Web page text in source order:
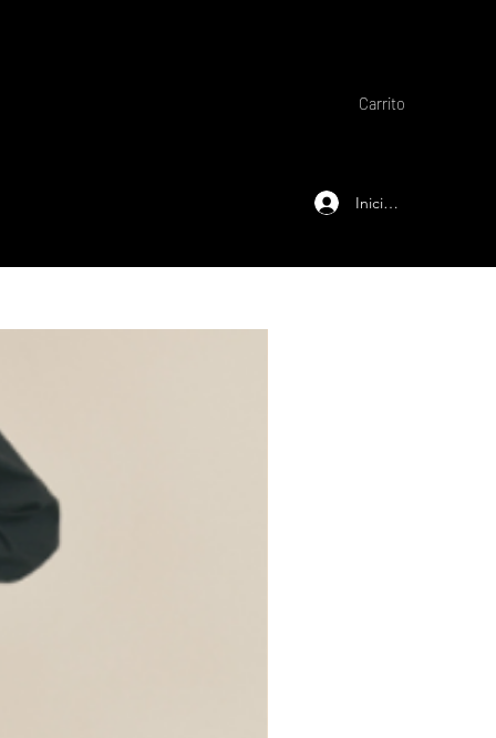
Carrito
Iniciar sesión